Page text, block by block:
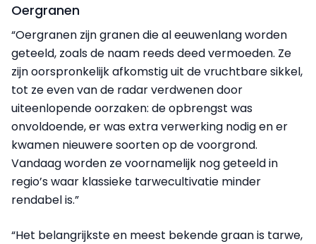
Oergranen
“Oergranen zijn granen die al eeuwenlang worden
geteeld, zoals de naam reeds deed vermoeden. Ze
zijn oorspronkelijk afkomstig uit de vruchtbare sikkel,
tot ze even van de radar verdwenen door
uiteenlopende oorzaken: de opbrengst was
onvoldoende, er was extra verwerking nodig en er
kwamen nieuwere soorten op de voorgrond.
Vandaag worden ze voornamelijk nog geteeld in
regio’s waar klassieke tarwecultivatie minder
rendabel is.”
“Het belangrijkste en meest bekende graan is tarwe,